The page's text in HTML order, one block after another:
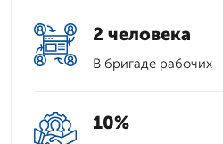
2 человека
В бригаде рабочих
10%